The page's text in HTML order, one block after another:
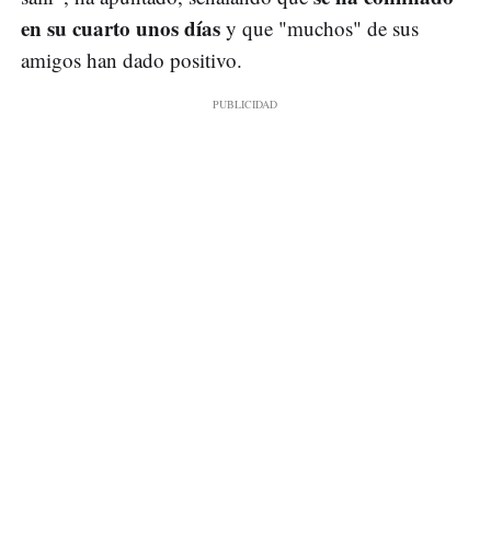
en su cuarto unos días y que "muchos" de sus
amigos han dado positivo.